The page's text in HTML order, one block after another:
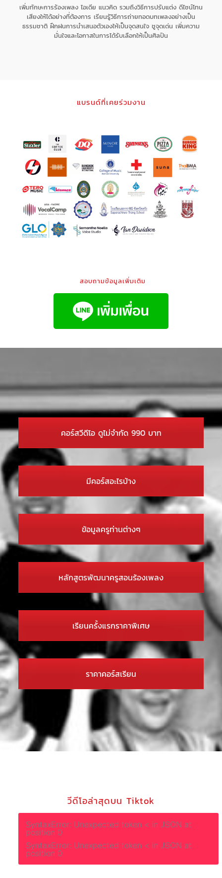
เพิ่มทักษะการร้องเพลง ไอเดีย แนวคิด รวมถึงวิธีการปรับแต่ง ดีไซน์โทน
เสียงให้ได้อย่างที่ต้องการ เรียนรู้วิธีการถ่ายทอดบทเพลงอย่างเป็น
ธรรมชาติ ฝึกฝนการนำเสนอตัวเองให้เป็นจุดสนใจ ชูจุดเด่น เพิ่มความ
มั่นใจและโอกาสในการได้รับเลือกให้เป็นศิลปิน
แบรนด์ที่เคยร่วมงาน
สอบถามข้อมูลเพิ่มเติม
คอร์สวีดีโอ ดูไม่จำกัด 990 บาท
มีคอร์สอะไรบ้าง
ข้อมูลครูท่านต่างๆ
หลักสูตรพัฒนาครูสอนร้องเพลง
เรียนครั้งแรกราคาพิเศษ
ราคาคอร์สเรียน
วีดีโอล่าสุดบน Tiktok
SyntaxError: Unexpected token < in JSON at
position 0
SyntaxError: Unexpected token < in JSON at
position 0